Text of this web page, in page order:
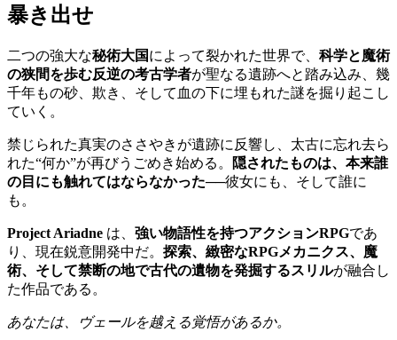
暴き出せ
二つの強大な秘術大国によって裂かれた世界で、 科学と魔術
の狭間を歩む反逆の考古学者が聖なる遺跡へと踏み込み、幾
千年もの砂、欺き、そして血の下に埋もれた謎を掘り起こし
ていく。
禁じられた真実のささやきが遺跡に反響し、太古に忘れ去ら
れた“何か”が再びうごめき始める。
隠されたものは、本来誰
の目にも触れてはならなかった──彼女にも、そして誰に
も。
Project Ariadne は、 強い物語性を持つアクションRPGであ
り、現在鋭意開発中だ。 探索、緻密なRPGメカニクス、魔
術、そして禁断の地で古代の遺物を発掘するスリルが融合し
た作品である。
あなたは、ヴェールを越える覚悟があるか。